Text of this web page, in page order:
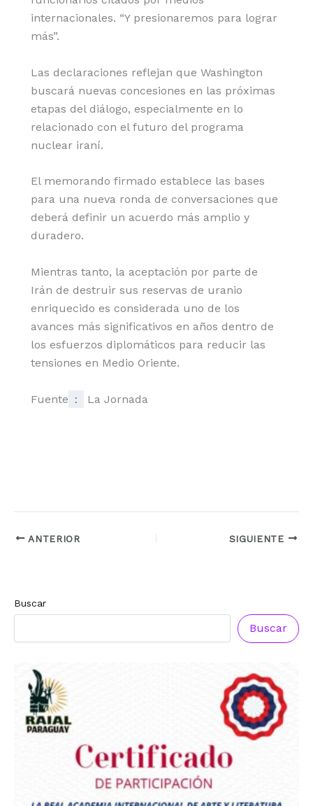
internacionales. “Y presionaremos para lograr
más”.
Las declaraciones reflejan que Washington
buscará nuevas concesiones en las próximas
etapas del diálogo, especialmente en lo
relacionado con el futuro del programa
nuclear iraní.
El memorando firmado establece las bases
para una nueva ronda de conversaciones que
deberá definir un acuerdo más amplio y
duradero.
Mientras tanto, la aceptación por parte de
Irán de destruir sus reservas de uranio
enriquecido es considerada uno de los
avances más significativos en años dentro de
los esfuerzos diplomáticos para reducir las
tensiones en Medio Oriente.
Fuente : La Jornada
ANTERIOR SIGUIENTE
Buscar
Buscar